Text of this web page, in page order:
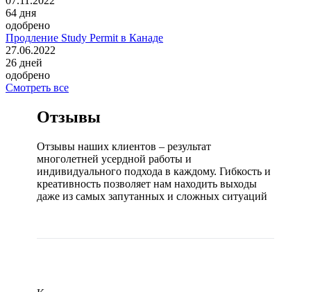
64 дня
одобрено
Продление Study Permit в Канаде
27.06.2022
26 дней
одобрено
Смотреть все
Отзывы
Отзывы наших клиентов – результат
многолетней усердной работы и
индивидуального подхода в каждому. Гибкость и
креативность позволяет нам находить выходы
даже из самых запутанных и сложных ситуаций